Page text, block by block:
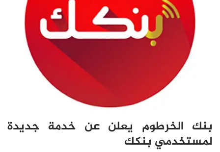
بنك الخرطوم يعلن عن خدمة جديدة
لمستخدمي بنكك